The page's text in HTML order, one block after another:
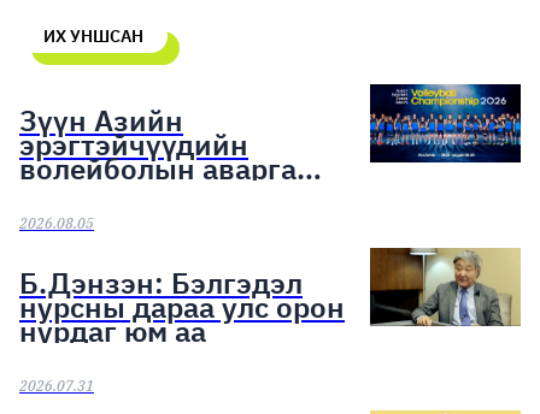
ИХ УНШСАН
Зүүн Азийн
эрэгтэйчүүдийн
волейболын аварга
шалгаруулах тэмцээн
эхэллээ
2026.08.05
Б.Дэнзэн: Бэлгэдэл
нурсны дараа улс орон
нурдаг юм аа
2026.07.31